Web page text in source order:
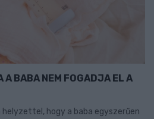
A BABA NEM FOGADJA EL A
hogy a baba egyszerűen